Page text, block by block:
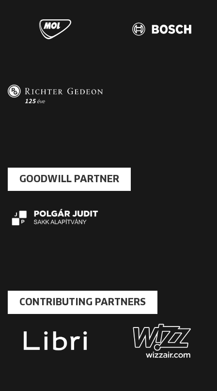
GOODWILL PARTNER
CONTRIBUTING PARTNERS